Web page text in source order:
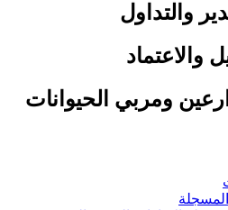
والتداول
والاعتماد
ومربي الحيوانات